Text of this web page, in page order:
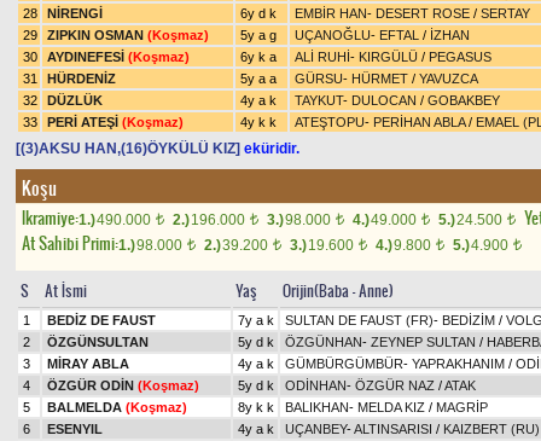
28
NİRENGİ 6y d k EMBİR HAN- DESERT ROSE / SERTAY
29
ZIPKIN OSMAN (Koşmaz) 5y a g UÇANOĞLU- EFTAL / İZHAN
30
AYDINEFESİ (Koşmaz) 6y k a ALİ RUHİ- KIRGÜLÜ / PEGASUS
31
HÜRDENİZ 5y a a GÜRSU- HÜRMET / YAVUZCA
32
DÜZLÜK 4y a k TAYKUT- DULOCAN / GOBAKBEY
33
PERİ ATEŞİ (Koşmaz) 4y k k ATEŞTOPU- PERİHAN ABLA/ EMAEL
[(3)AKSU HAN,(16)ÖYKÜLÜ KIZ] eküridir.
Koşu
Ikramiye:1.)490.000 t 2.)196.000 t 3.)98.000 t 4.)49.000 t 5.)24.500 t
At Sahibi Primi:1.)98.000 t 2.)39.200 t 3.)19.600 t 4.)9.800 t 5.)4.900 t
S At İsmi Yaş Orijin(Baba - Anne)
1 BEDİZ DE FAUST 7y a k SULTAN DE FAUST (FR)- BEDİZİM /
2
ÖZGÜNSULTAN 5y d k ÖZGÜNHAN- ZEYNEP SULTAN /
3
MİRAY ABLA 4y a k GÜMBÜRGÜMBÜR- YAPRAKHANIM /
4
ÖZGÜR ODİN (Koşmaz) 5y d k ODİNHAN- ÖZGÜR NAZ /ATAK
5
BALMELDA (Koşmaz) 8y k k BALIKHAN- MELDA KIZ / MAGRİP
6
ESENYIL 4y a k UÇANBEY-ALTINSARISI / KAIZBERT (RU)